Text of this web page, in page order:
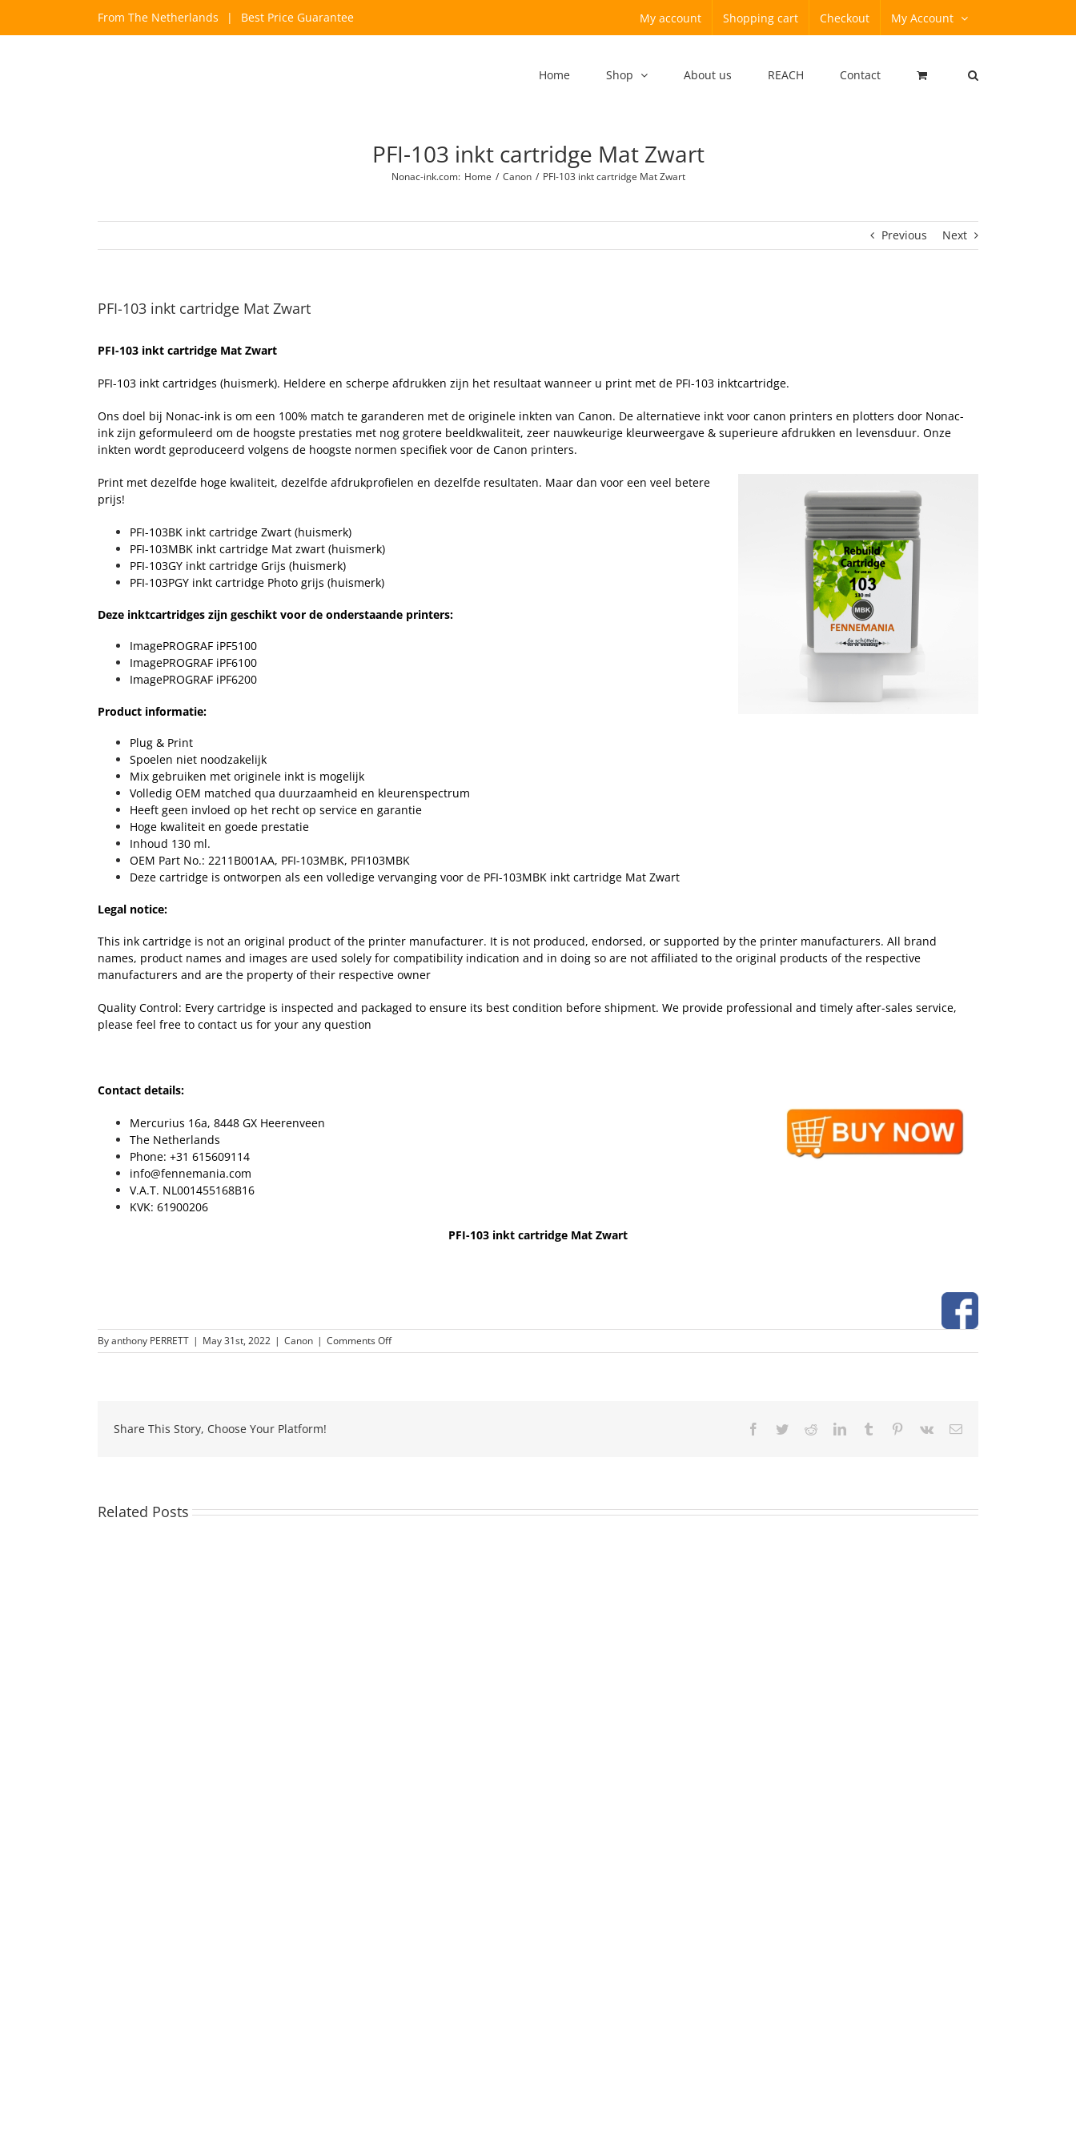
From The Netherlands | Best Price Guarantee My account Shopping cart Checkout My Account
Home Shop About us REACH Contact
PFI-103 inkt cartridge Mat Zwart
Nonac-ink.com: Home / Canon / PFI-103 inkt cartridge Mat Zwart
Previous Next
PFI-103 inkt cartridge Mat Zwart
PFI-103 inkt cartridge Mat Zwart
PFI-103 inkt cartridges (huismerk). Heldere en scherpe afdrukken zijn het resultaat wanneer u print met de PFI-103 inktcartridge.
Ons doel bij Nonac-ink is om een 100% match te garanderen met de originele inkten van Canon. De alternatieve inkt voor canon printers en plotters door Nonac-
ink zijn geformuleerd om de hoogste prestaties met nog grotere beeldkwaliteit, zeer nauwkeurige kleurweergave & superieure afdrukken en levensduur. Onze
inkten wordt geproduceerd volgens de hoogste normen specifiek voor de Canon printers.
Print met dezelfde hoge kwaliteit, dezelfde afdrukprofielen en dezelfde resultaten. Maar dan voor een veel betere
prijs!
PFI-103BK inkt cartridge Zwart (huismerk)
PFI-103MBK inkt cartridge Mat zwart (huismerk)
PFI-103GY inkt cartridge Grijs (huismerk)
PFI-103PGY inkt cartridge Photo grijs (huismerk)
Deze inktcartridges zijn geschikt voor de onderstaande printers:
ImagePROGRAF iPF5100
ImagePROGRAF iPF6100
ImagePROGRAF iPF6200
Product informatie:
Plug & Print
Spoelen niet noodzakelijk
Mix gebruiken met originele inkt is mogelijk
Volledig OEM matched qua duurzaamheid en kleurenspectrum
Heeft geen invloed op het recht op service en garantie
Hoge kwaliteit en goede prestatie
Inhoud 130 ml.
OEM Part No.: 2211B001AA, PFI-103MBK, PFI103MBK
Deze cartridge is ontworpen als een volledige vervanging voor de PFI-103MBK inkt cartridge Mat Zwart
Legal notice:
This ink cartridge is not an original product of the printer manufacturer. It is not produced, endorsed, or supported by the printer manufacturers. All brand
names, product names and images are used solely for compatibility indication and in doing so are not affiliated to the original products of the respective
manufacturers and are the property of their respective owner
Quality Control: Every cartridge is inspected and packaged to ensure its best condition before shipment. We provide professional and timely after-sales service,
please feel free to contact us for your any question
Contact details:
Mercurius 16a, 8448 GX Heerenveen
The Netherlands
Phone: +31 615609114
info@fennemania.com
V.A.T. NL001455168B16
KVK: 61900206
PFI-103 inkt cartridge Mat Zwart
Byanthony PERRETT | May 31st, 2022 | Canon | Comments Offon
PFI-
Share This Story, Choose Your Platform! Facebook
TwitterRedditLinkedInTumblr Pinterest
Vk Email
Related Posts